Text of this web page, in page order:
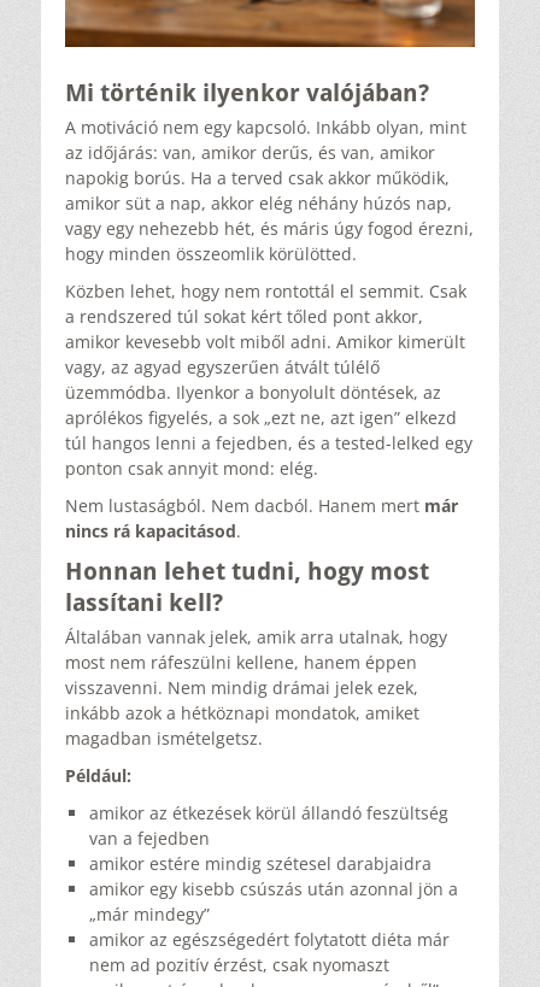
Mi történik ilyenkor valójában?
A motiváció nem egy kapcsoló. Inkább olyan, mint
az időjárás: van, amikor derűs, és van, amikor
napokig borús. Ha a terved csak akkor működik,
amikor süt a nap, akkor elég néhány húzós nap,
vagy egy nehezebb hét, és máris úgy fogod érezni,
hogy minden összeomlik körülötted.
Közben lehet, hogy nem rontottál el semmit. Csak
a rendszered túl sokat kért tőled pont akkor,
amikor kevesebb volt miből adni. Amikor kimerült
vagy, az agyad egyszerűen átvált túlélő
üzemmódba. Ilyenkor a bonyolult döntések, az
aprólékos figyelés, a sok „ezt ne, azt igen” elkezd
túl hangos lenni a fejedben, és a tested-lelked egy
ponton csak annyit mond: elég.
Nem lustaságból. Nem dacból. Hanem mert már
nincs rá kapacitásod.
Honnan lehet tudni, hogy most
lassítani kell?
Általában vannak jelek, amik arra utalnak, hogy
most nem ráfeszülni kellene, hanem éppen
visszavenni. Nem mindig drámai jelek ezek,
inkább azok a hétköznapi mondatok, amiket
magadban ismételgetsz.
Például:
amikor az étkezések körül állandó feszültség
van a fejedben
amikor estére mindig szétesel darabjaidra
amikor egy kisebb csúszás után azonnal jön a
„már mindegy”
amikor az egészségedért folytatott diéta már
nem ad pozitív érzést, csak nyomaszt